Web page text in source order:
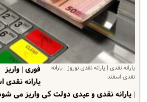
یارانه نقدی | یارانه نقدی نوروز | یارانه
نقدی اسفند
فوری | واریز
یارانه نقدی
| یارانه نقدی و عیدی دولت کی واریز می